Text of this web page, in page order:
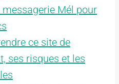
Mél pour
ce site de
ses risques et les